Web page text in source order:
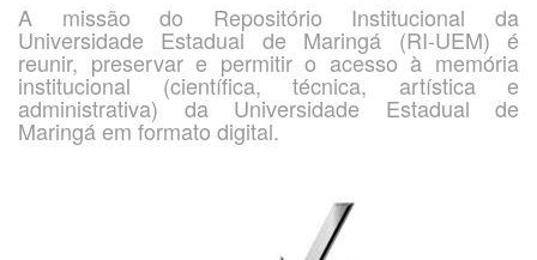
A missão do Repositório Institucional da
Universidade Estadual de Maringá (RI-UEM) é
reunir, preservar e permitir o acesso à memória
institucional (científica, técnica, artística e
administrativa) da Universidade Estadual de
Maringá em formato digital.